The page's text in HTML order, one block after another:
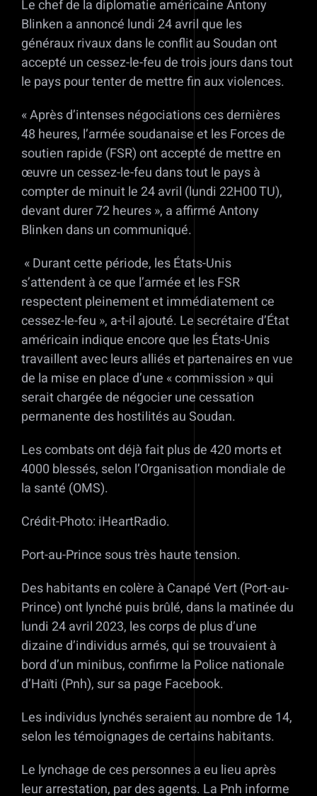
Le chef de la diplomatie américaine Antony
Blinken a annoncé lundi 24 avril que les
généraux rivaux dans le conflit au Soudan ont
accepté un cessez-le-feu de trois jours dans tout
le pays pour tenter de mettre fin aux violences.
« Après d’intenses négociations ces dernières
48 heures, l’armée soudanaise et les Forces de
soutien rapide (FSR) ont accepté de mettre en
œuvre un cessez-le-feu dans tout le pays à
compter de minuit le 24 avril (lundi 22H00 TU),
devant durer 72 heures », a affirmé Antony
Blinken dans un communiqué.
« Durant cette période, les États-Unis
s’attendent à ce que l’armée et les FSR
respectent pleinement et immédiatement ce
cessez-le-feu », a-t-il ajouté. Le secrétaire d’État
américain indique encore que les États-Unis
travaillent avec leurs alliés et partenaires en vue
de la mise en place d’une « commission » qui
serait chargée de négocier une cessation
permanente des hostilités au Soudan.
Les combats ont déjà fait plus de 420 morts et
4000 blessés, selon l’Organisation mondiale de
la santé (OMS).
Crédit-Photo: iHeartRadio.
Port-au-Prince sous très haute tension.
Des habitants en colère à Canapé Vert (Port-au-
Prince) ont lynché puis brûlé, dans la matinée du
lundi 24 avril 2023, les corps de plus d’une
dizaine d’individus armés, qui se trouvaient à
bord d’un minibus, confirme la Police nationale
d’Haïti (Pnh), sur sa page Facebook.
Les individus lynchés seraient au nombre de 14,
selon les témoignages de certains habitants.
Le lynchage de ces personnes a eu lieu après
leur arrestation, par des agents. La Pnh informe